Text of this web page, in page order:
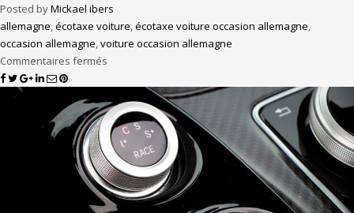
Posted byMickael ibers
allemagne,écotaxe voiture,écotaxe voiture occasion allemagne,
occasion allemagne,voiture occasion allemagne
Commentaires fermés